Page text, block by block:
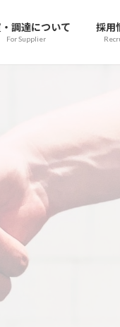
調達について
For Supplier
採用
Through our